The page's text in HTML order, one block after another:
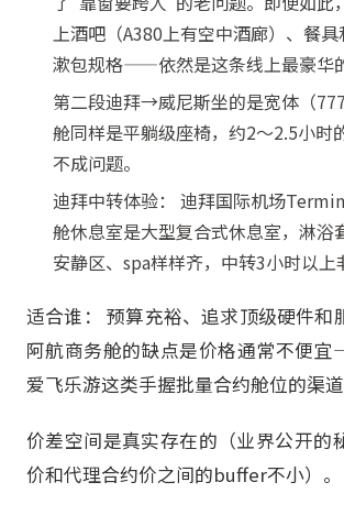
上酒吧（A380上有空中酒廊）、餐
漱包规格——依然是这条线上最豪华
第二段迪拜→威尼斯坐的是宽体（
舱同样是平躺级座椅，约2～2.5小时
不成问题。
迪拜中转体验： 迪拜国际机场
舱休息室是大型复合式休息室，淋浴
安静区、spa样样齐，中转3小时以上
适合谁： 预算充裕、追求顶级硬件和
阿航商务舱的缺点是价格通常不便
爱飞乐游这类手握批量合约舱位的渠道
价差空间是真实存在的（业界公开的
价和代理合约价之间的buffer不小）。